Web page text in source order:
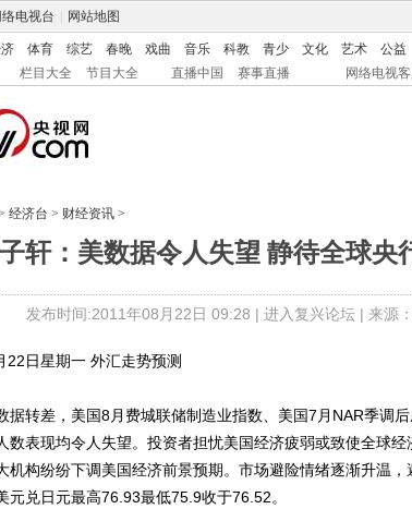
电视台 网站地图
体育 综艺 春晚 戏曲 音乐 科教 青少 文化 艺术 公益
栏目大全 节目大全 直播中国 赛事直播 网络电视
经济台 > 财经资讯 >
轩：美数据令人失望 静待全球央
发布时间:2011年08月22日 09:28 | 进入复兴论坛| 来源
日星期一 外汇走势预测
转差，美国8月费城联储制造业指数、美国7月NAR季调后
数表现均令人失望。投资者担忧美国经济疲弱或致使全球
机构纷纷下调美国经济前景预期。市场避险情绪逐渐升温，
元兑日元最高76.93最低75.9收于76.52。